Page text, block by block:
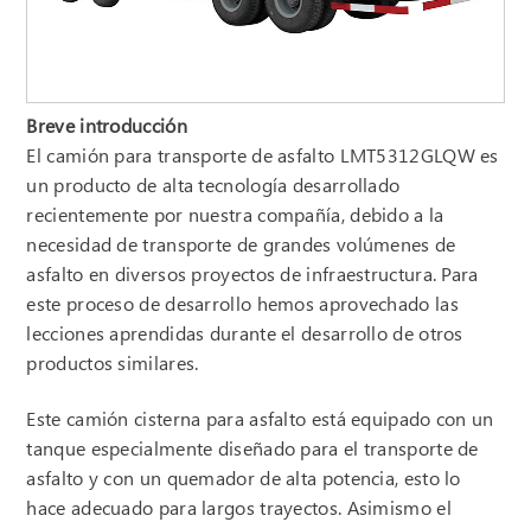
Breve introducción
El camión para transporte de asfalto LMT5312GLQW es
un producto de alta tecnología desarrollado
recientemente por nuestra compañía, debido a la
necesidad de transporte de grandes volúmenes de
asfalto en diversos proyectos de infraestructura. Para
este proceso de desarrollo hemos aprovechado las
lecciones aprendidas durante el desarrollo de otros
productos similares.
Este camión cisterna para asfalto está equipado con un
tanque especialmente diseñado para el transporte de
asfalto y con un quemador de alta potencia, esto lo
hace adecuado para largos trayectos. Asimismo el